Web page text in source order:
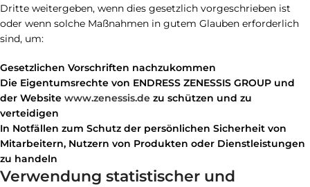
Dritte weitergeben, wenn dies gesetzlich vorgeschrieben ist
oder wenn solche Maßnahmen in gutem Glauben erforderlich
sind, um:
Gesetzlichen Vorschriften nachzukommen
Die Eigentumsrechte von ENDRESS ZENESSIS GROUP und
der Website www.zenessis.de zu schützen und zu
verteidigen
In Notfällen zum Schutz der persönlichen Sicherheit von
Mitarbeitern, Nutzern von Produkten oder Dienstleistungen
zu handeln
Verwendung statistischer und